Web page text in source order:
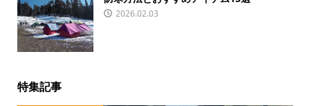
2026.02.03
特集記事